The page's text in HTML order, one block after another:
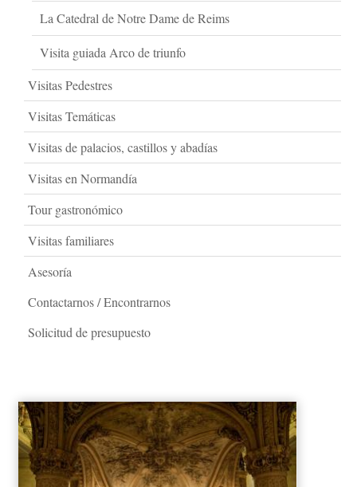
La Catedral de Notre Dame de Reims
Visita guiada Arco de triunfo
Visitas Pedestres
Visitas Temáticas
Visitas de palacios, castillos y abadías
Visitas en Normandía
Tour gastronómico
Visitas familiares
Asesoría
Contactarnos / Encontrarnos
Solicitud de presupuesto